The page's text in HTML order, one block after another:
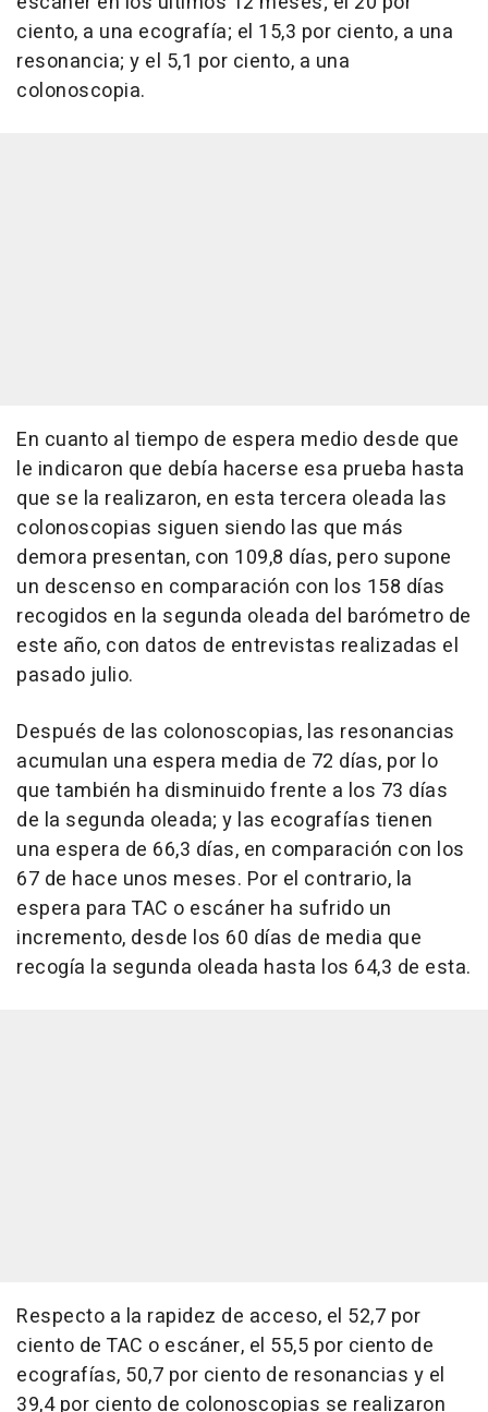
ciento, a una ecografía; el 15,3 por ciento, a una
resonancia; y el 5,1 por ciento, a una
colonoscopia.
En cuanto al tiempo de espera medio desde que
le indicaron que debía hacerse esa prueba hasta
que se la realizaron, en esta tercera oleada las
colonoscopias siguen siendo las que más
demora presentan, con 109,8 días, pero supone
un descenso en comparación con los 158 días
recogidos en la segunda oleada del barómetro de
este año, con datos de entrevistas realizadas el
pasado julio.
Después de las colonoscopias, las resonancias
acumulan una espera media de 72 días, por lo
que también ha disminuido frente a los 73 días
de la segunda oleada; y las ecografías tienen
una espera de 66,3 días, en comparación con los
67 de hace unos meses. Por el contrario, la
espera para TAC o escáner ha sufrido un
incremento, desde los 60 días de media que
recogía la segunda oleada hasta los 64,3 de esta.
Respecto a la rapidez de acceso, el 52,7 por
ciento de TAC o escáner, el 55,5 por ciento de
ecografías, 50,7 por ciento de resonancias y el
39,4 por ciento de colonoscopias se realizaron